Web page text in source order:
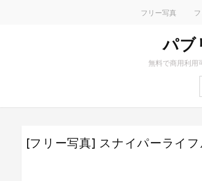
フリー写真
パブ
無料で商用利用
[フリー写真] スナイパーライ